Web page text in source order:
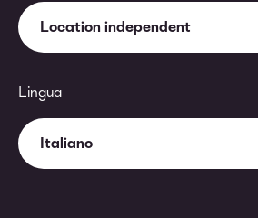
Location independent
Lingua
Italiano